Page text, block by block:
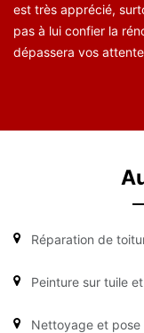
est très apprécié,
pas à lui confier la
dépassera vos
Réparation de
Peinture sur tuile
Nettoyage et